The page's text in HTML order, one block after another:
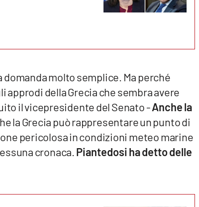
molto semplice. Ma perché
approdi della Grecia che sembra avere
il vicepresidente del Senato -Anche la
la Grecia può rappresentare un punto di
pericolosa in condizioni meteo marine
cronaca.Piantedosi ha detto delle